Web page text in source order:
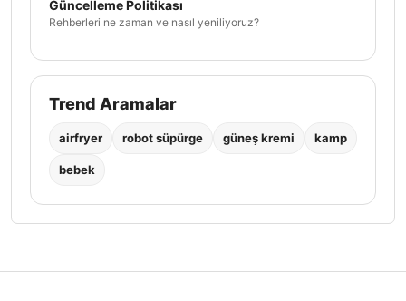
Güncelleme Politikası
Rehberleri ne zaman ve nasıl yeniliyoruz?
Trend Aramalar
airfryer robot süpürge güneş kremi kamp
bebek